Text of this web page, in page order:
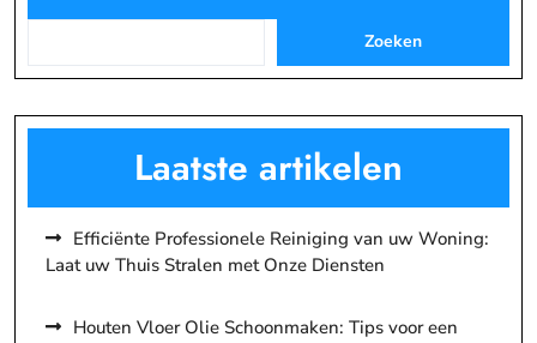
Zoeken
Laatste artikelen
Efficiënte Professionele Reiniging van uw Woning:
Laat uw Thuis Stralen met Onze Diensten
Houten Vloer Olie Schoonmaken: Tips voor een